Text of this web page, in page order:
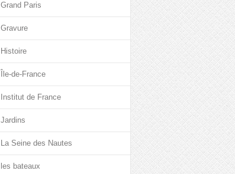
Grand Paris
Gravure
Histoire
Île-de-France
Institut de France
Jardins
La Seine des Nautes
les bateaux